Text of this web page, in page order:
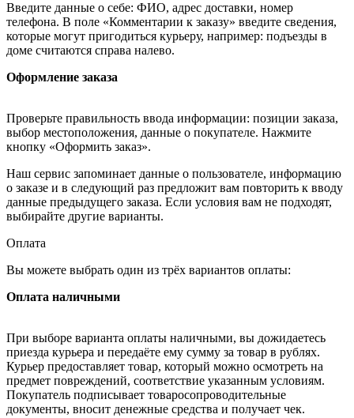
Введите данные о себе: ФИО, адрес доставки, номер
телефона. В поле «Комментарии к заказу» введите сведения,
которые могут пригодиться курьеру, например: подъезды в
доме считаются справа налево.
Оформление заказа
Проверьте правильность ввода информации: позиции заказа,
выбор местоположения, данные о покупателе. Нажмите
кнопку «Оформить заказ».
Наш сервис запоминает данные о пользователе, информацию
о заказе и в следующий раз предложит вам повторить к вводу
данные предыдущего заказа. Если условия вам не подходят,
выбирайте другие варианты.
Оплата
Вы можете выбрать один из трёх вариантов оплаты:
Оплата наличными
При выборе варианта оплаты наличными, вы дожидаетесь
приезда курьера и передаёте ему сумму за товар в рублях.
Курьер предоставляет товар, который можно осмотреть на
предмет повреждений, соответствие указанным условиям.
Покупатель подписывает товаросопроводительные
документы, вносит денежные средства и получает чек.